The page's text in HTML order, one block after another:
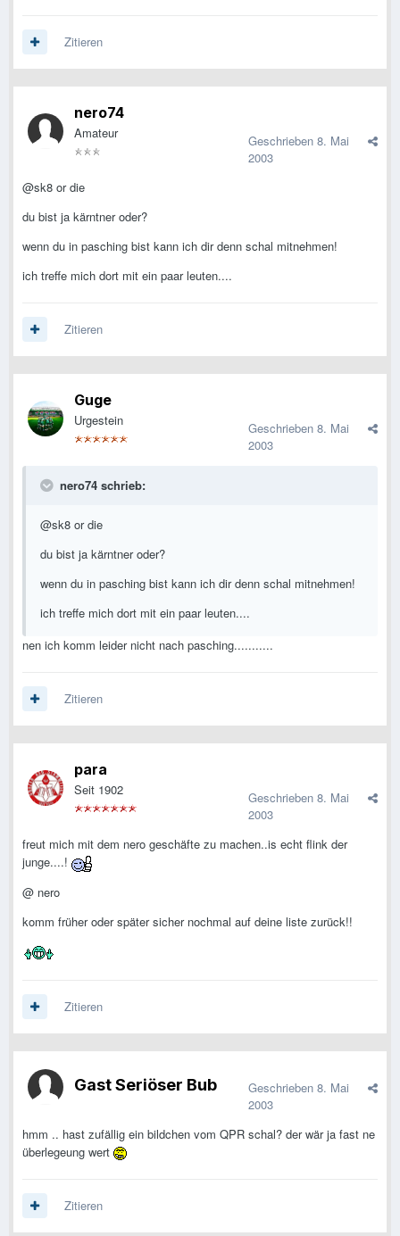
Zitieren
nero74
Amateur Geschrieben 8. Mai
2003
@sk8 or die
du bist ja kärntner oder?
wenn du in pasching bist kann ich dir denn schal mitnehmen!
ich treffe mich dort mit ein paar leuten....
Zitieren
Guge
Urgestein Geschrieben 8. Mai
2003
nero74 schrieb:
@sk8 or die
du bist ja kärntner oder?
wenn du in pasching bist kann ich dir denn schal mitnehmen!
ich treffe mich dort mit ein paar leuten....
nen ich komm leider nicht nach pasching...........
Zitieren
para
Seit 1902 Geschrieben 8. Mai
2003
freut mich mit dem nero geschäfte zu machen..is echt flink der
junge....!
@ nero
komm früher oder später sicher nochmal auf deine liste zurück!!
Zitieren
Gast Seriöser Bub Geschrieben 8. Mai
2003
hmm .. hast zufällig ein bildchen vom QPR schal? der wär ja fast ne
überlegeung wert
Zitieren